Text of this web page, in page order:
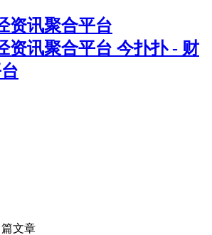
今扑扑 - 财
篇文章